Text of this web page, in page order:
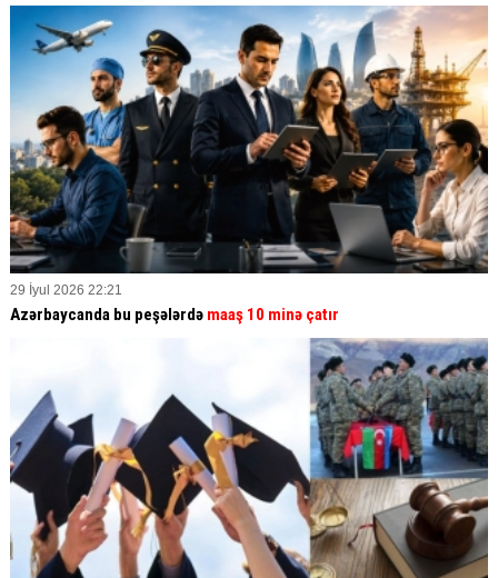
29 İyul 2026 22:21
Azərbaycanda bu peşələrdə maaş 10 minə çatır